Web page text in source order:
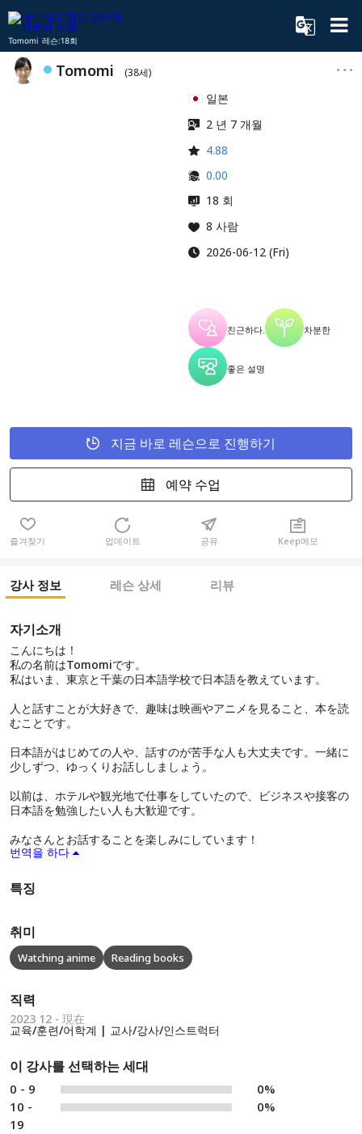
Tomomi 레슨:18회
Tomomi (38세)
일본
2 년 7 개월
4.88
0.00
18 회
8 사람
2026-06-12 (Fri)
친근하다. 차분한
좋은 설명
지금 바로 레슨으로 진행하기
예약 수업
즐겨찾기 업데이트 공유 Keep메모
강사 정보 레슨 상세 리뷰
자기소개
こんにちは！
私の名前はTomomiです。
私はいま、東京と千葉の日本語学校で日本語を教えています。
人と話すことが大好きで、趣味は映画やアニメを見ること、本を読
むことです。
日本語がはじめての人や、話すのが苦手な人も大丈夫です。一緒に
少しずつ、ゆっくりお話ししましょう。
以前は、ホテルや観光地で仕事をしていたので、ビジネスや接客の
日本語を勉強したい人も大歓迎です。
みなさんとお話することを楽しみにしています！
번역을 하다
특징
취미
Watching anime Reading books
직력
2023 12 - 現在
교육/훈련/어학계 | 교사/강사/인스트럭터
이 강사를 선택하는 세대
0 - 9
0%
10 -
19
0%